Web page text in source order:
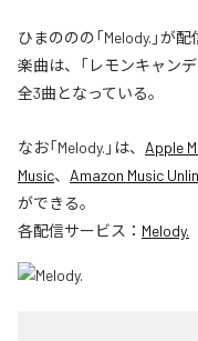
ひまののの「Melody.」が
楽曲は、「レモンキャンデ
全3曲となっている。
なお「Melody. 」は、 Apple
Music、 Amazon Music
ができる。
各配信サービス： Melody.